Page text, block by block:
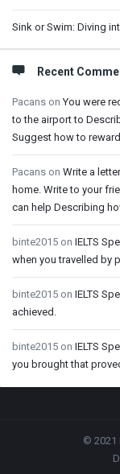
Sink or Swim: Diving
Recent
Pacans onYou were
to the airport to
Suggest how to
Pacans on Write a
home. Write to your
can help Describing
binte2015 on IELTS
when you travelled by
binte2015 on IELTS
achieved.
binte2015 on IELTS
you brought that
© 2021